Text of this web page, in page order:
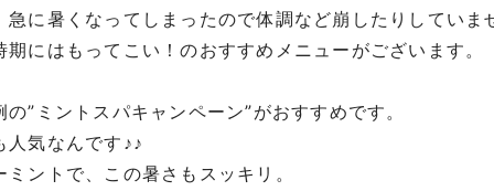
急に暑くなってしまったので体調など崩したりしていま
期にはもってこい！のおすすめメニューがございます。
の”ミントスパキャンペーン”がおすすめです。
人気なんです♪♪
ミントで、この暑さもスッキリ。